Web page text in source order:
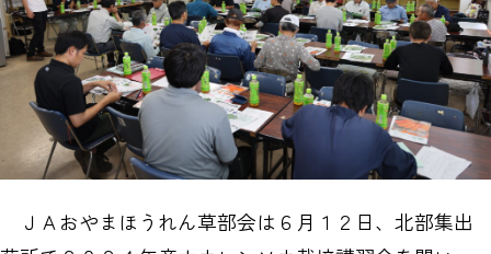
ＪＡおやまほうれん草部会は６月１２日、北部集出